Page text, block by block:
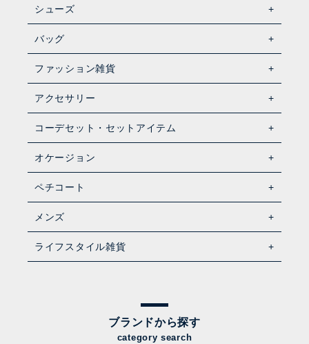
シューズ
バッグ
ファッション雑貨
アクセサリー
コーデセット・セットアイテム
オケージョン
ペチコート
メンズ
ライフスタイル雑貨
ブランドから探す
category search